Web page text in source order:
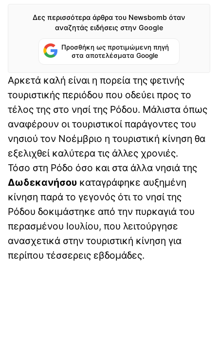
Δες περισσότερα άρθρα του Newsbomb όταν
αναζητάς ειδήσεις στην Google
Προσθήκη ως προτιμώμενη πηγή
στα αποτελέσματα Google
Αρκετά καλή είναι η πορεία της φετινής
τουριστικής περιόδου που οδεύει προς το
τέλος της στο νησί της Ρόδου. Μάλιστα όπως
αναφέρουν οι τουριστικοί παράγοντες του
νησιού τον Νοέμβριο η τουριστική κίνηση θα
εξελιχθεί καλύτερα τις άλλες χρονιές.
Τόσο στη Ρόδο όσο και στα άλλα νησιά της
Δωδεκανήσου καταγράφηκε αυξημένη
κίνηση παρά το γεγονός ότι το νησί της
Ρόδου δοκιμάστηκε από την πυρκαγιά του
περασμένου Ιουλίου, που λειτούργησε
ανασχετικά στην τουριστική κίνηση για
περίπου τέσσερεις εβδομάδες.